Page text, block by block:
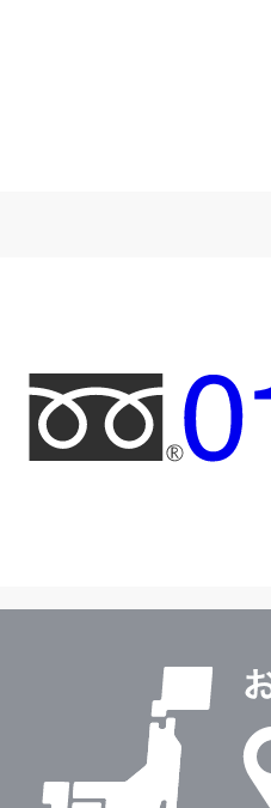
フ
リ
ー
ル